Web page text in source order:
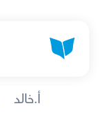
أ.خالد